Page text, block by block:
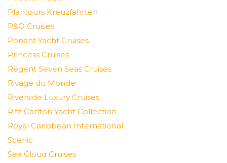
Plantours Kreuzfahrten
P&O Cruises
Ponant Yacht Cruises
Princess Cruises
Regent Seven Seas Cruises
Rivage du Monde
Riverside Luxury Cruises
Ritz Carlton Yacht Collection
Royal Caribbean International
Scenic
Sea Cloud Cruises